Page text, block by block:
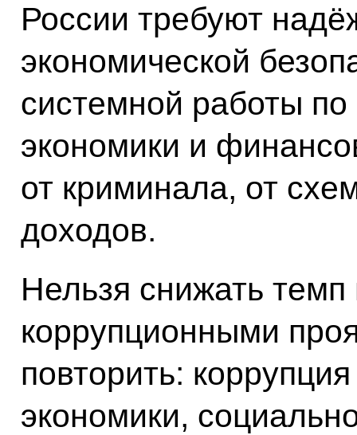
России требуют
экономической
системной работы
экономики и
от криминала, от
доходов.
Нельзя снижать
коррупционными
повторить:
экономики,